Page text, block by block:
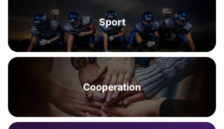
Sport
Cooperation